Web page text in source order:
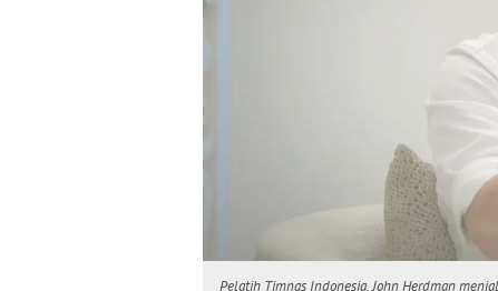
Pelatih Timnas Indonesia, John Herdman